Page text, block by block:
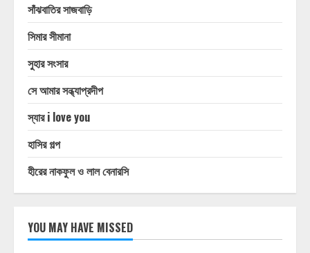
সাঁঝবাতির সাজবাড়ি
সিমার সীমানা
সুহার সংসার
সে আমার সন্ধ্যাপ্রদীপ
স্যার i love you
হাসির গল্প
হীরের নাকফুল ও লাল বেনারসি
YOU MAY HAVE MISSED